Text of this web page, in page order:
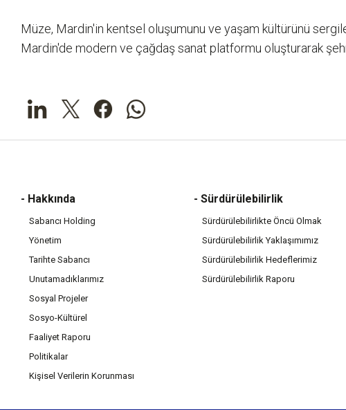
Müze, Mardin'in kentsel oluşumunu ve yaşam kültürünü
Mardin'de modern ve çağdaş sanat platformu oluşturarak
- Hakkında
Sabancı Holding
Yönetim
Tarihte Sabancı
Unutamadıklarımız
Sosyal Projeler
Sosyo-Kültürel
Faaliyet Raporu
Politikalar
Kişisel Verilerin Korunması
- Sürdürülebilirlik
Sürdürülebilirlikte Öncü Olmak
Sürdürülebilirlik Yaklaşımımız
Sürdürülebilirlik Hedeflerimiz
Sürdürülebilirlik Raporu